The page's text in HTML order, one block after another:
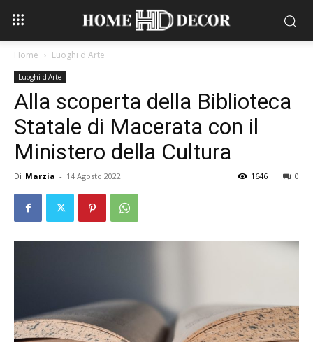
Home Luoghi d'Arte
Luoghi d'Arte
Alla scoperta della Biblioteca
Statale di Macerata con il
Ministero della Cultura
Di Marzia - 14 Agosto 2022 0
1646